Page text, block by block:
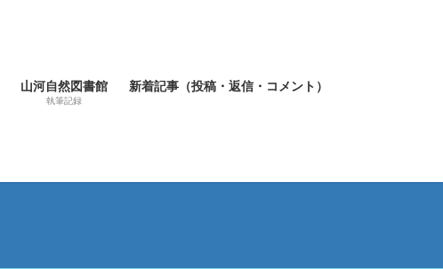
山河自然図書館
執筆記録
新着記事（投稿・返信・コメント）